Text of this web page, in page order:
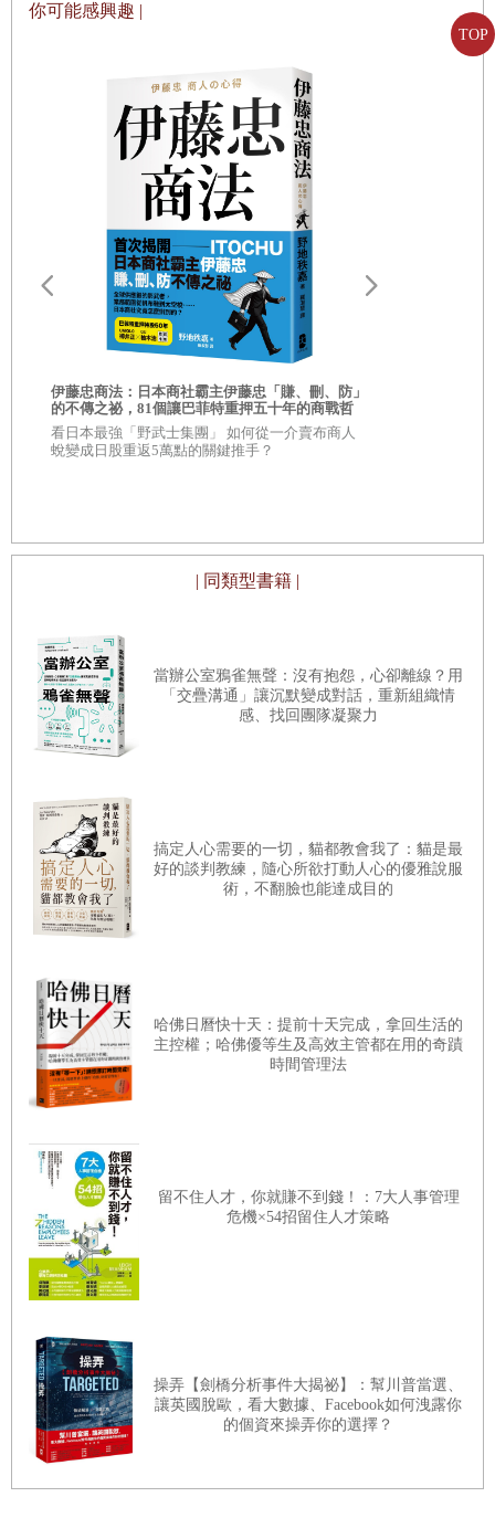
TOP
一念之間重塑命運
用傾聽偷走別人的心
讓思考「飛」起來
14紐帶法則
15鑰匙法則
16覺察法則
重啟工作熱情，跟倦怠說拜拜
如何高能量社交
18真實法則
19體驗法則
用戀愛喚醒心動的力量
20運動法則
讓生命在律動中綻放
21以人為本法則
解鎖生命意義的寶藏
1.選擇適合成長的環境——近朱者赤
要。無論是學校、家庭，還是職場，我們所處的環境都是一
個能量場，它一直在影響我們的行為模式、思維方式，甚至
改變我們的人生軌跡。
就職場來說，優秀的公司不僅僅提供豐厚的薪資，更懂得為
員工營造積極向上的文化氣氛。在這些公司裡工作，你會看
到同事們充滿活力，大家互相鼓勵、分享創意，每一天都在
為夢想加油。
相反的，低能量的環境就完全不一樣。在這樣的環境中，抱
怨聲好像是「背景音樂」，團隊裡總是彌漫著一種「內耗」
的氣氛，大家的精力都花在互相吐槽，而不是解決問題。這
種情況下，你對工作的熱情就像被風吹散的雲，一點點地消
失。所以，為了守護自己的能量場，我們不妨主動出擊，做
·每週評估自己所處的環境是否充滿正能量，並進行必要的調
整。
2.設定清晰的願景——能量需要方向
一個人的能量，就像一艘小船，需要方向才能駛向遠方。能
的清晰度。對於個人來說，一個明確的願景，就像是內心的
指南針，能夠點燃我們的能量，讓我們在生活的海洋中找到
方向，不至於迷失在茫茫的波濤中。如何讓自己的能量找到
方向呢？
·每天早晨冥想3 ~5 分鐘，聚焦自己的願景和使命。
·通過寫作、冥想或視覺化練習，讓目標更加具體。
3.靠近高能量人群——和強者同行
同溫層決定人生的高度。如果你周圍的人每天都在討論如何
果你周圍的人總是抱怨、推卸責任，你也會慢慢失去鬥志。
高能量場域裡的人，通常具備三個特徵：
熱愛成長。他們願意學習新知識，不斷挑戰自我。
積極向上。他們專注於解決問題，而非沉溺於抱怨。
那麼，如何靠近高能量人群呢？
·定期參加行業交流會、學習型社群，與高能人士建立聯結。
·在社交媒體上關注高品質的思想領袖，吸收正向思維。
你可能感興趣 |
伊藤忠商法：日本商社霸主伊藤忠「賺、刪、防」
的不傳之祕，81個讓巴菲特重押五十年的商戰哲
學
看日本最強「野武士集團」 如何從一介賣布商人
蛻變成日股重返5萬點的關鍵推手？
| 同類型書籍 |
當辦公室鴉雀無聲：沒有抱怨，心卻離線？用
「交疊溝通」讓沉默變成對話，重新組織情
感、找回團隊凝聚力
搞定人心需要的一切，貓都教會我了：貓是最
好的談判教練，隨心所欲打動人心的優雅說服
術，不翻臉也能達成目的
哈佛日曆快十天：提前十天完成，拿回生活的
主控權；哈佛優等生及高效主管都在用的奇蹟
時間管理法
留不住人才，你就賺不到錢！：7大人事管理
危機×54招留住人才策略
操弄【劍橋分析事件大揭祕】：幫川普當選、
讓英國脫歐，看大數據、Facebook如何洩露你
的個資來操弄你的選擇？